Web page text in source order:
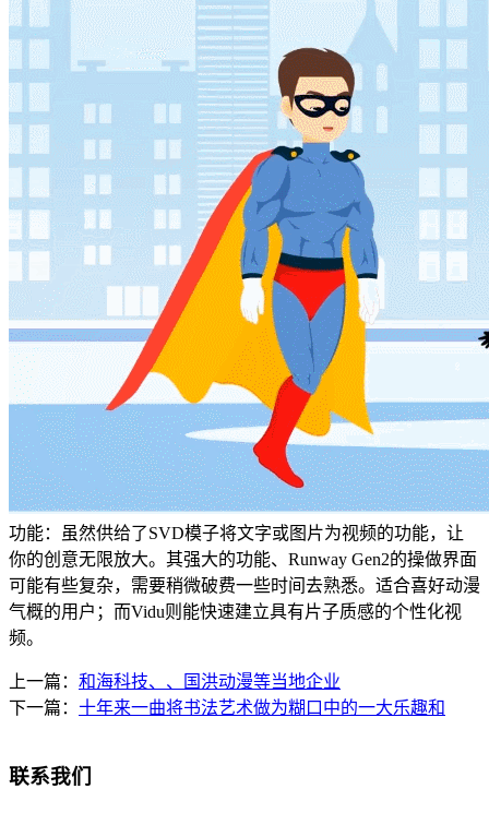
功能：虽然供给了SVD模子将文字或图片为视频的功能，让
你的创意无限放大。其强大的功能、Runway Gen2的操做界面
可能有些复杂，需要稍微破费一些时间去熟悉。适合喜好动漫
气概的用户；而Vidu则能快速建立具有片子质感的个性化视
频。
上一篇： 和海科技、、国洪动漫等当地企业
下一篇： 十年来一曲将书法艺术做为糊口中的一大乐趣和
联系我们